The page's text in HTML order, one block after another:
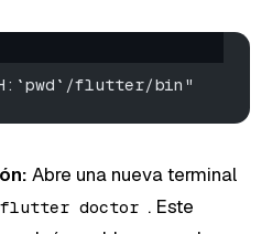
flutter/bin"
Abre una nueva terminal
flutter doctor . Este